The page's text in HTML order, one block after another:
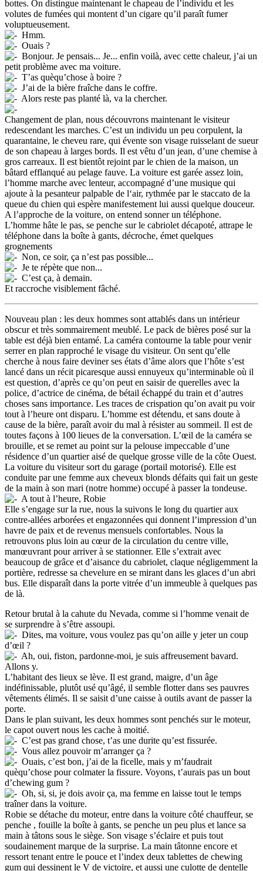
bottes. On distingue maintenant le chapeau de l’individu et les
volutes de fumées qui montent d’un cigare qu’il paraît fumer
voluptueusement.
Hmm.
Ouais ?
Bonjour. Je pensais... Je... enfin voilà, avec cette chaleur, j’ai un
petit problème avec ma voiture.
T’as quèqu’chose à boire ?
J’ai de la bière fraîche dans le coffre.
Alors reste pas planté là, va la chercher.
Changement de plan, nous découvrons maintenant le visiteur
redescendant les marches. C’est un individu un peu corpulent, la
quarantaine, le cheveu rare, qui évente son visage ruisselant de sueur
de son chapeau à larges bords. Il est vêtu d’un jean, d’une chemise à
gros carreaux. Il est bientôt rejoint par le chien de la maison, un
bâtard efflanqué au pelage fauve. La voiture est garée assez loin,
l’homme marche avec lenteur, accompagné d’une musique qui
ajoute à la pesanteur palpable de l‘air, rythmée par le staccato de la
queue du chien qui espère manifestement lui aussi quelque douceur.
A l’approche de la voiture, on entend sonner un téléphone.
L’homme hâte le pas, se penche sur le cabriolet décapoté, attrape le
téléphone dans la boîte à gants, décroche, émet quelques
grognements
Non, ce soir, ça n’est pas possible...
Je te répète que non...
C’est ça, à demain.
Et raccroche visiblement fâché.
Nouveau plan : les deux hommes sont attablés dans un intérieur
obscur et très sommairement meublé. Le pack de bières posé sur la
table est déjà bien entamé. La caméra contourne la table pour venir
serrer en plan rapproché le visage du visiteur. On sent qu’elle
cherche à nous faire deviner ses états d’âme alors que l’hôte s’est
lancé dans un récit picaresque aussi ennuyeux qu’interminable où il
est question, d’après ce qu’on peut en saisir de querelles avec la
police, d’actrice de cinéma, de bétail échappé du train et d’autres
choses sans importance. Les traces de crispation qu’on avait pu voir
tout à l’heure ont disparu. L’homme est détendu, et sans doute à
cause de la bière, paraît avoir du mal à résister au sommeil. Il est de
toutes façons à 100 lieues de la conversation. L’œil de la caméra se
brouille, et se remet au point sur la pelouse impeccable d’une
résidence d’un quartier aisé de quelque grosse ville de la côte Ouest.
La voiture du visiteur sort du garage (portail motorisé). Elle est
conduite par une femme aux cheveux blonds défaits qui fait un geste
de la main à son mari (notre homme) occupé à passer la tondeuse.
A tout à l’heure, Robie
Elle s’engage sur la rue, nous la suivons le long du quartier aux
contre-allées arborées et engazonnées qui donnent l’impression d’un
havre de paix et de revenus mensuels confortables. Nous la
retrouvons plus loin au cœur de la circulation du centre ville,
manœuvrant pour arriver à se stationner. Elle s’extrait avec
beaucoup de grâce et d’aisance du cabriolet, claque négligemment la
portière, redresse sa chevelure en se mirant dans les glaces d’un abri
bus. Elle disparaît dans la porte vitrée d’un immeuble à quelques pas
de là.
Retour brutal à la cahute du Nevada, comme si l’homme venait de
se surprendre à s’être assoupi.
Dites, ma voiture, vous voulez pas qu’on aille y jeter un coup
d’œil ?
Ah, oui, fiston, pardonne-moi, je suis affreusement bavard.
Allons y.
L’habitant des lieux se lève. Il est grand, maigre, d’un âge
indéfinissable, plutôt usé qu’âgé, il semble flotter dans ses pauvres
vêtements élimés. Il se saisit d’une caisse à outils avant de passer la
porte.
Dans le plan suivant, les deux hommes sont penchés sur le moteur,
le capot ouvert nous les cache à moitié.
C’est pas grand chose, t’as une durite qu’est fissurée.
Vous allez pouvoir m’arranger ça ?
Ouais, c’est bon, j’ai de la ficelle, mais y m’faudrait
quèqu’chose pour colmater la fissure. Voyons, t’aurais pas un bout
d’chewing gum ?
Oh, si, si, je dois avoir ça, ma femme en laisse tout le temps
traîner dans la voiture.
Robie se détache du moteur, entre dans la voiture côté chauffeur, se
penche , fouille la boîte à gants, se penche un peu plus et lance sa
main à tâtons sous le siège. Son visage s’éclaire et puis tout
soudainement marque de la surprise. La main tâtonne encore et
ressort tenant entre le pouce et l’index deux tablettes de chewing
gum qui dessinent le V de victoire, et aussi une culotte de dentelle